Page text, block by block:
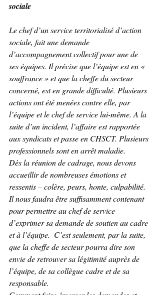
sociale
Le chef d’un service territorialisé d’action
sociale, fait une demande
d’accompagnement collectif pour une de
ses équipes. Il précise que l’équipe est en «
souffrance » et que la cheffe du secteur
concerné, est en grande difficulté. Plusieurs
actions ont été menées contre elle, par
l’équipe et le chef de service lui-même. A la
suite d’un incident, l’affaire est rapportée
aux syndicats et passe en CHSCT. Plusieurs
professionnels sont en arrêt maladie.
Dès la réunion de cadrage, nous devons
accueillir de nombreuses émotions et
ressentis – colère, peurs, honte, culpabilité.
Il nous faudra être suffisamment contenant
pour permettre au chef de service
d’exprimer sa demande de soutien au cadre
et à l’équipe.  C’est seulement, par la suite,
que la cheffe de secteur pourra dire son
envie de retrouver sa légitimité auprès de
l’équipe, de sa collègue cadre et de sa
responsable.